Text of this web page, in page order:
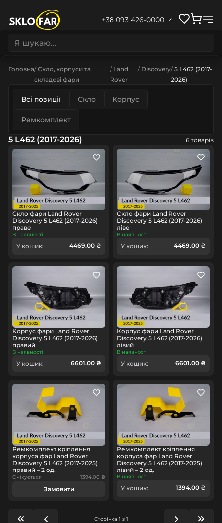
+38 093 426-0000
Головна Скло, корпуси та
складові фари
Land
Rover
Discovery 5 L462 (2017-
2026)
Всі позиції Скло Корпус
Ремкомплект
5 L462 (2017-2026) 6 товарів
Скло фари Land Rover
Discovery 5 L462 (2017-2026)
праве
В наявності
У кошик: 4469.00 ₴
Скло фари Land Rover
Discovery 5 L462 (2017-2026)
ліве
В наявності
У кошик: 4469.00 ₴
Корпус фари Land Rover
Discovery 5 L462 (2017-2026)
правий
В наявності
У кошик: 6601.00 ₴
Корпус фари Land Rover
Discovery 5 L462 (2017-2026)
лівий
В наявності
У кошик: 6601.00 ₴
Ремкомплект кріплення
корпуса фар Land Rover
Discovery 5 L462 (2017-2025)
правий – 2 од.
Очікується 1394.00 ₴
Замовити
Ремкомплект кріплення
корпуса фар Land Rover
Discovery 5 L462 (2017-2025)
лівий – 2 од.
В наявності
У кошик: 1394.00 ₴
Сторінка 1 з 1